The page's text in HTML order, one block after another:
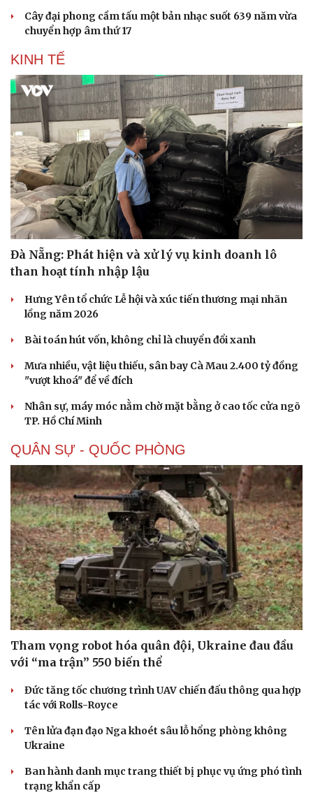
Sức khỏe
Dinh dưỡng - món ngon
Cây thuốc
Sản phụ khoa
Nhi khoa
Nam khoa
Làm đẹp - giảm cân
Phòng mạch online
Đời sống
Nhà đẹp
Blog
Tình yêu - Gia đình
Cây đại phong cầm tấu một bản nhạc suốt 639 năm vừa
chuyển hợp âm thứ 17
KINH TẾ
Đà Nẵng: Phát hiện và xử lý vụ kinh doanh lô
than hoạt tính nhập lậu
Hưng Yên tổ chức Lễ hội và xúc tiến thương mại nhãn
lồng năm 2026
Bài toán hút vốn, không chỉ là chuyển đổi xanh
Mưa nhiều, vật liệu thiếu, sân bay Cà Mau 2.400 tỷ đồng
"vượt khoá" để về đích
Nhân sự, máy móc nằm chờ mặt bằng ở cao tốc cửa ngõ
TP. Hồ Chí Minh
QUÂN SỰ - QUỐC PHÒNG
Tham vọng robot hóa quân đội, Ukraine đau đầu
với “ma trận” 550 biến thể
Đức tăng tốc chương trình UAV chiến đấu thông qua hợp
tác với Rolls-Royce
Tên lửa đạn đạo Nga khoét sâu lỗ hổng phòng không
Ukraine
Ban hành danh mục trang thiết bị phục vụ ứng phó tình
trạng khẩn cấp